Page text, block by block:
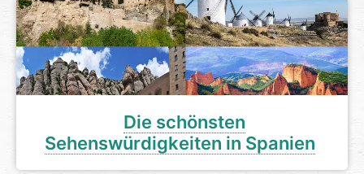
Die schönsten
Sehenswürdigkeiten in Spanien